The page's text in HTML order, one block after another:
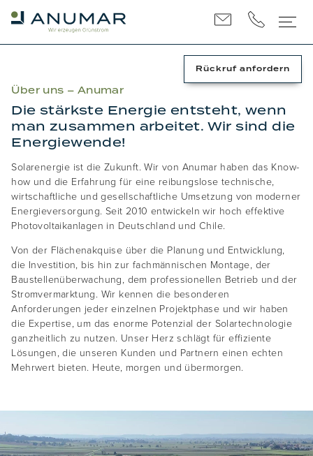
Rückruf anfordern
Über uns – Anumar
Die stärkste Energie entsteht, wenn
man zusammen arbeitet. Wir sind die
Energiewende!
Solarenergie ist die Zukunft. Wir von Anumar haben das Know-
how und die Erfahrung für eine reibungslose technische,
wirtschaftliche und gesellschaftliche Umsetzung von moderner
Energieversorgung. Seit 2010 entwickeln wir hoch effektive
Photovoltaikanlagen in Deutschland und Chile.
Von der Flächenakquise über die Planung und Entwicklung,
die Investition, bis hin zur fachmännischen Montage, der
Baustellenüberwachung, dem professionellen Betrieb und der
Stromvermarktung. Wir kennen die besonderen
Anforderungen jeder einzelnen Projektphase und wir haben
die Expertise, um das enorme Potenzial der Solartechnologie
ganzheitlich zu nutzen. Unser Herz schlägt für effiziente
Lösungen, die unseren Kunden und Partnern einen echten
Mehrwert bieten. Heute, morgen und übermorgen.